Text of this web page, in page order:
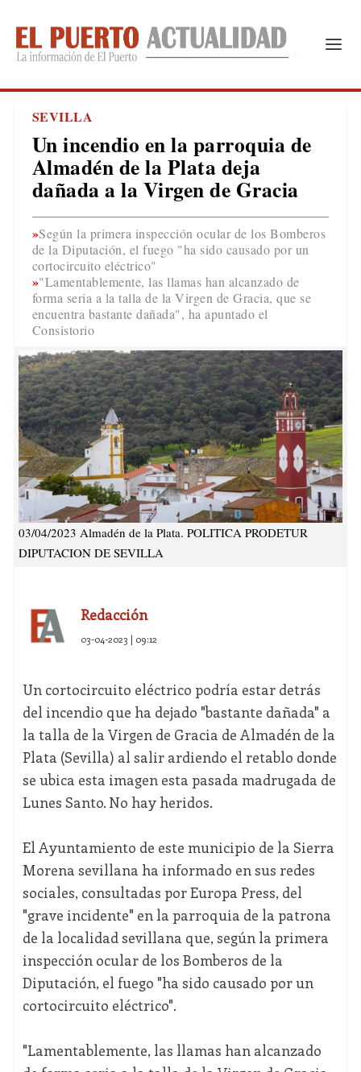
SEVILLA
Un incendio en la parroquia de
Almadén de la Plata deja
dañada a la Virgen de Gracia
Según la primera inspección ocular de los Bomberos
de la Diputación, el fuego "ha sido causado por un
cortocircuito eléctrico"
"Lamentablemente, las llamas han alcanzado de
forma seria a la talla de la Virgen de Gracia, que se
encuentra bastante dañada", ha apuntado el
Consistorio
03/04/2023 Almadén de la Plata. POLITICA PRODETUR
DIPUTACION DE SEVILLA
Redacción
03-04-2023 | 09:12
Un cortocircuito eléctrico podría estar detrás
del incendio que ha dejado "bastante dañada" a
la talla de la Virgen de Gracia de Almadén de la
Plata (Sevilla) al salir ardiendo el retablo donde
se ubica esta imagen esta pasada madrugada de
Lunes Santo. No hay heridos.
El Ayuntamiento de este municipio de la Sierra
Morena sevillana ha informado en sus redes
sociales, consultadas por Europa Press, del
"grave incidente" en la parroquia de la patrona
de la localidad sevillana que, según la primera
inspección ocular de los Bomberos de la
Diputación, el fuego "ha sido causado por un
cortocircuito eléctrico".
"Lamentablemente, las llamas han alcanzado